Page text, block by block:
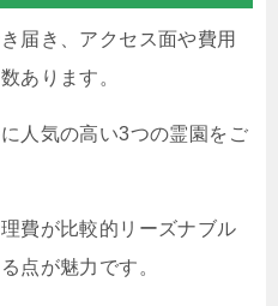
届き、アクセス面や費用
あります。
人気の高い3つの霊園をご
費が比較的リーズナブル
点が魅力です。